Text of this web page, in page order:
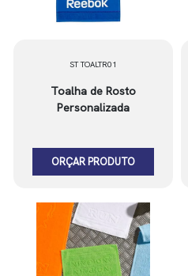
ST TOALTR01
Toalha de Rosto
Personalizada
ORÇAR PRODUTO